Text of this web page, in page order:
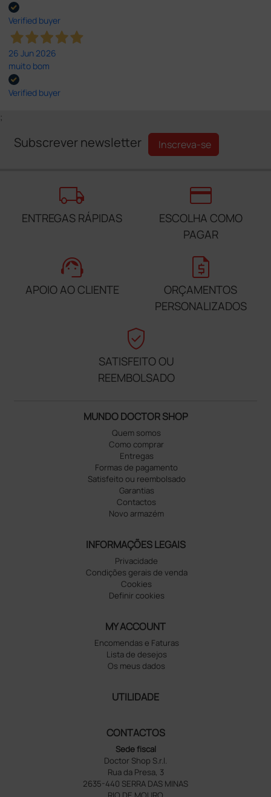
Verified buyer
26 Jun 2026
muito bom
Verified buyer
;
Subscrever newsletter Inscreva-se
local_shipping
ENTREGAS RÁPIDAS
credit_card
ESCOLHA COMO
PAGAR
support_agent
APOIO AO CLIENTE
request_quote
ORÇAMENTOS
PERSONALIZADOS
verified_user
SATISFEITO OU
REEMBOLSADO
MUNDO DOCTOR SHOP
Quem somos
Como comprar
Entregas
Formas de pagamento
Satisfeito ou reembolsado
Garantias
Contactos
Novo armazém
INFORMAÇÕES LEGAIS
Privacidade
Condições gerais de venda
Cookies
Definir cookies
MY ACCOUNT
Encomendas e Faturas
Lista de desejos
Os meus dados
UTILIDADE
CONTACTOS
Sede fiscal
Doctor Shop S.r.l.
Rua da Presa, 3
2635-440 SERRA DAS MINAS